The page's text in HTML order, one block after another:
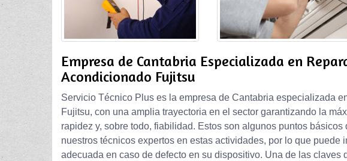
Empresa de Cantabria Especializada en
Acondicionado Fujitsu
Servicio Técnico Plus es la empresa de Cantabria especializada
Fujitsu, con una amplia trayectoria en el sector garantizando la
rapidez y, sobre todo, fiabilidad. Estos son algunos puntos
nuestros técnicos expertos en estas actividades, por lo que puede
adecuada en caso de defecto en su dispositivo. Una de las claves